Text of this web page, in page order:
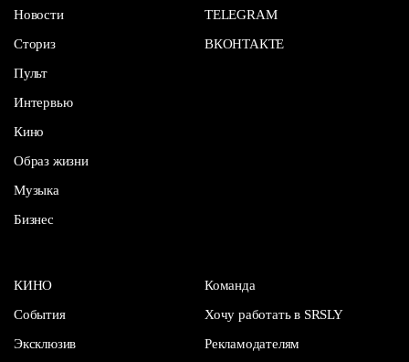
Новости
Сториз
Пульт
Интервью
Кино
Образ жизни
Музыка
Бизнес
TELEGRAM
ВКОНТАКТЕ
КИНО
События
Эксклюзив
Команда
Хочу работать в SRSLY
Рекламодателям